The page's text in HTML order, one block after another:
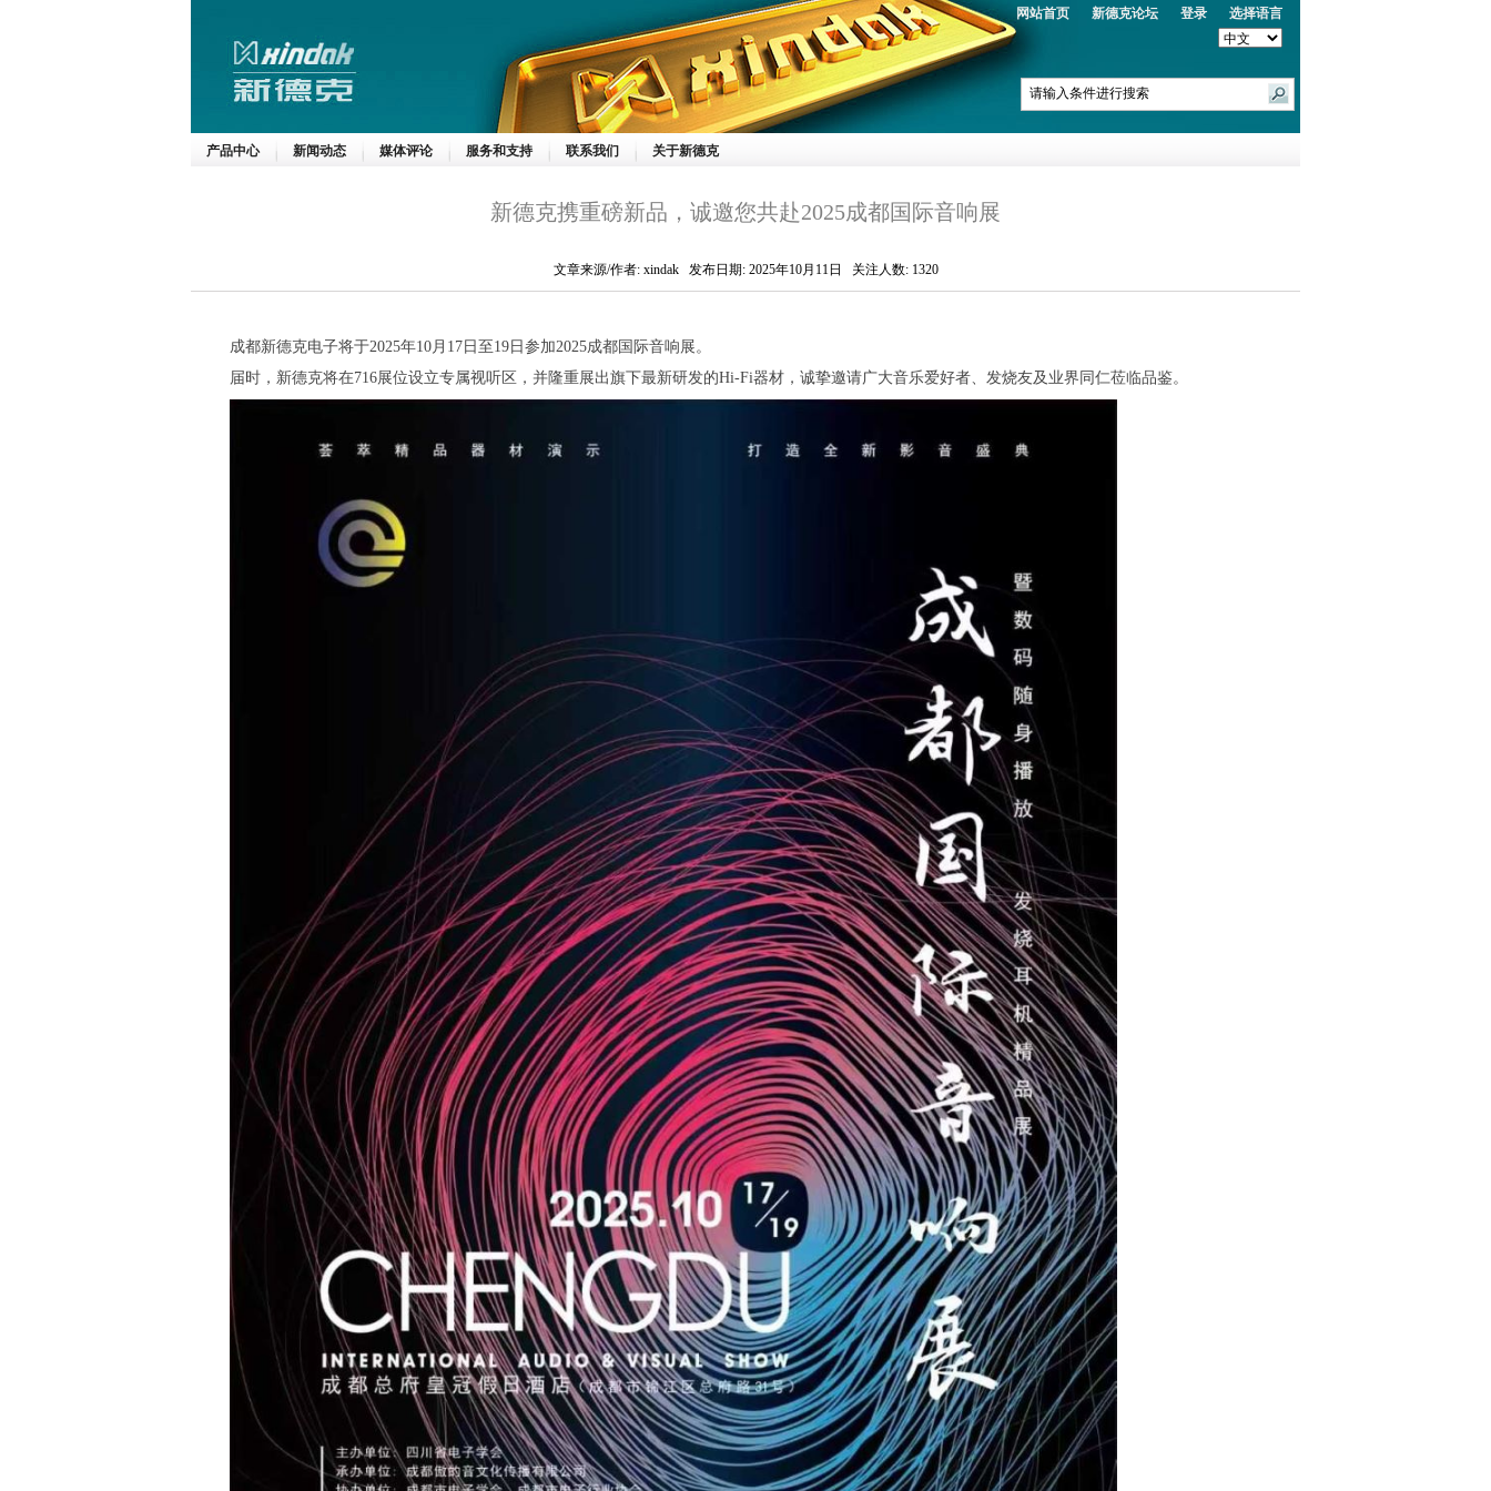
选择语言
登录
新德克论坛
网站首页
产品中心 新闻动态 媒体评论 服务和支持 联系我们 关于新德克
新德克携重磅新品，诚邀您共赴2025成都国际音响展
文章来源/作者: xindak 发布日期: 2025年10月11日 关注人数: 1320
成都新德克电子将于2025年10月17日至19日参加2025成都国际音响展。
届时，新德克将在716展位设立专属视听区，并隆重展出旗下最新研发的Hi-Fi器材，诚挚邀请广大音乐爱好者、发烧友及业界同仁莅临品鉴。